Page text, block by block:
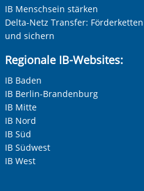
IB Menschsein stärken
Delta-Netz Transfer:
und sichern
Regionale IB-Websites:
IB Baden
IB Berlin-Brandenburg
IB Mitte
IB Nord
IB Süd
IB Südwest
IB West